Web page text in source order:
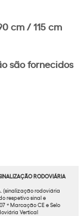
cm / 115 cm
são fornecidos
RODOVIÁRIA
(sinalização rodoviária
respetivo sinal e
* Marcação CE e Selo
Vertical